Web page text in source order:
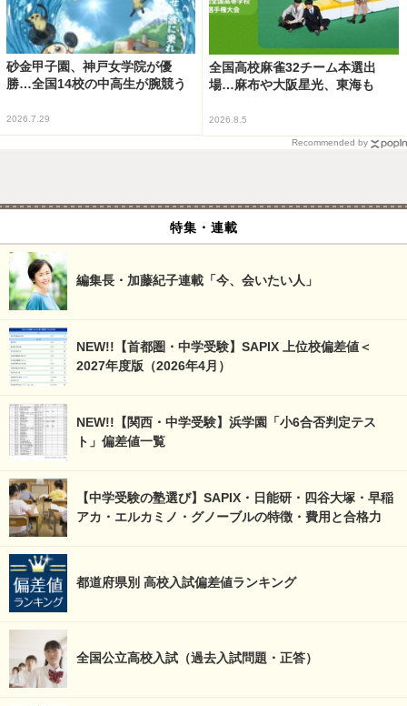
砂金甲子園、神戸女学院が優
勝…全国14校の中高生が腕競う
2026.7.29
全国高校麻雀32チーム本選出
場…麻布や大阪星光、東海も
2026.8.5
Recommended by
特集・連載
編集長・加藤紀子連載「今、会いたい人」
NEW!!【首都圏・中学受験】SAPIX 上位校偏差値＜
2027年度版（2026年4月）
NEW!!【関西・中学受験】浜学園「小6合否判定テス
ト」偏差値一覧
【中学受験の塾選び】SAPIX・日能研・四谷大塚・早稲
アカ・エルカミノ・グノーブルの特徴・費用と合格力
都道府県別 高校入試偏差値ランキング
全国公立高校入試（過去入試問題・正答）